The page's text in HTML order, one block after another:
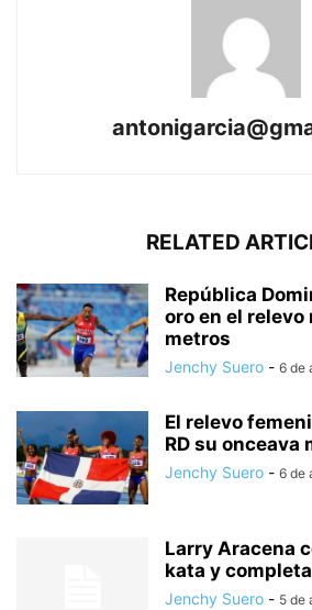
RELATED
República
oro en el
metros
Jenchy Suero - 6 de
El relevo
RD su onceava
Jenchy Suero - 6 de
Larry Aracena
kata y
Jenchy Suero - 5 de